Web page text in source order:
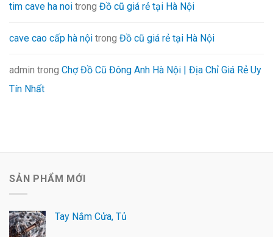
tim cave ha noi trong Đồ cũ giá rẻ tại Hà Nội
cave cao cấp hà nội trong Đồ cũ giá rẻ tại Hà Nội
admin trong Chợ Đồ Cũ Đông Anh Hà Nội | Địa Chỉ Giá Rẻ Uy
Tín Nhất
SẢN PHẨM MỚI
Tay Nắm Cửa, Tủ